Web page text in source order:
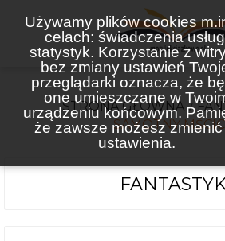
Używamy plików cookies
celach: świadczenia
statystyk. Korzystanie z
bez zmiany ustawień
przeglądarki oznacza, że
one umieszczane w
urządzeniu końcowym.
że zawsze możesz zmienić
ustawienia.
STRONA GŁÓWNA
SAMOTNY